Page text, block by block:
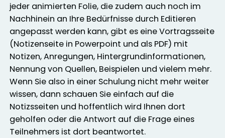
jeder animierten Folie, die zudem auch noch im
Nachhinein an Ihre Bedürfnisse durch Editieren
angepasst werden kann, gibt es eine Vortragsseite
(Notizenseite in Powerpoint und als PDF) mit
Notizen, Anregungen, Hintergrundinformationen,
Nennung von Quellen, Beispielen und vielem mehr.
Wenn Sie also in einer Schulung nicht mehr weiter
wissen, dann schauen Sie einfach auf die
Notizsseiten und hoffentlich wird Ihnen dort
geholfen oder die Antwort auf die Frage eines
Teilnehmers ist dort beantwortet.